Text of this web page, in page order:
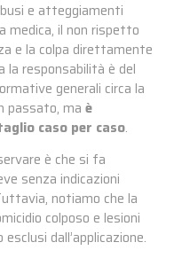
e atteggiamenti
medica, il non rispetto
e la colpa direttamente
la responsabilità è del
generali circa la
passato, ma è
caso per caso.
è che si fa
senza indicazioni
notiamo che la
colposo e lesioni
dall’applicazione.